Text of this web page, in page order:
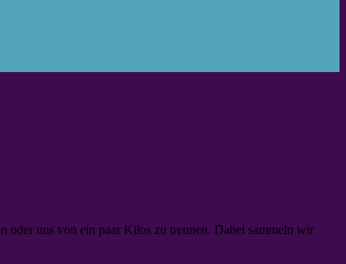
oder uns von ein paar Kilos zu trennen. Dabei sammeln wir